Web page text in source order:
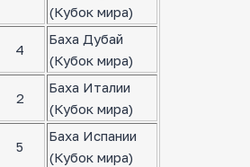
(Кубок мира)
4
Баха Дубай
(Кубок мира)
2
Баха Италии
(Кубок мира)
5
Баха Испании
(Кубок мира)